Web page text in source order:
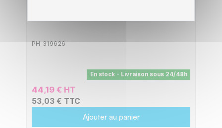
PH_319626
En stock - Livraison sous 24/48h
44,19 € HT
53,03 € TTC
Ajouter au panier